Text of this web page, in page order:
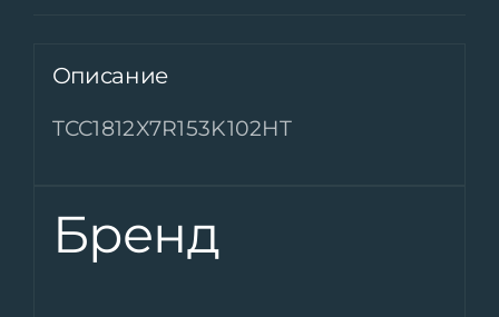
Описание
TCC1812X7R153K102HT
Бренд